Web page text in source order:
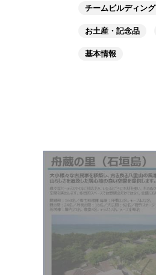
チームビルディング
お土産・記念品
基本情報